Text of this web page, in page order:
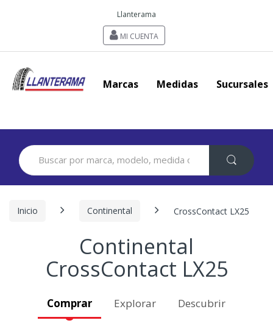
Llanterama
MI CUENTA
Marcas Medidas Sucursales
Search
for:
Inicio Continental CrossContact LX25
Continental
CrossContact LX25
Comprar Explorar Descubrir